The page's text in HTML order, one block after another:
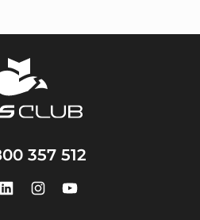
357 512